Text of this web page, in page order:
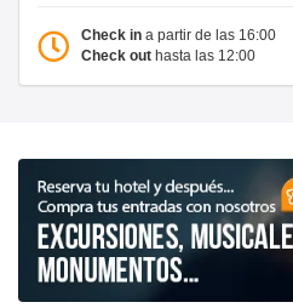
Check in a partir de las 16:00
Check out hasta las 12:00